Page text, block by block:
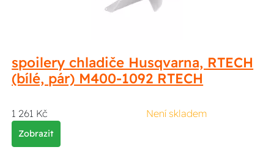
spoilery chladiče Husqvarna, RTECH
(bílé, pár) M400-1092 RTECH
1 261 Kč Není skladem
Zobrazit